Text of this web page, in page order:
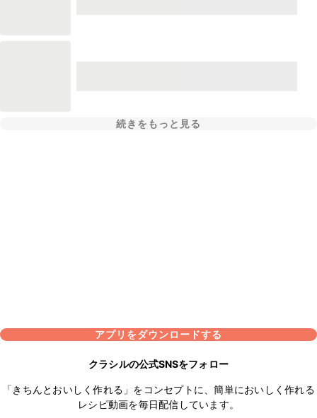
続きをもっと見る
アプリをダウンロードする
クラシルの公式SNSをフォロー
「きちんとおいしく作れる」をコンセプトに、簡単においしく作れる
レシピ動画を毎日配信しています。